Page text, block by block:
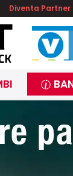
Diventa Partner